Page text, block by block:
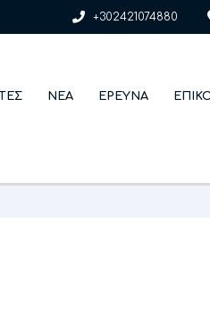
+302421074880
ΝΈΑ ΈΡΕΥΝΑ